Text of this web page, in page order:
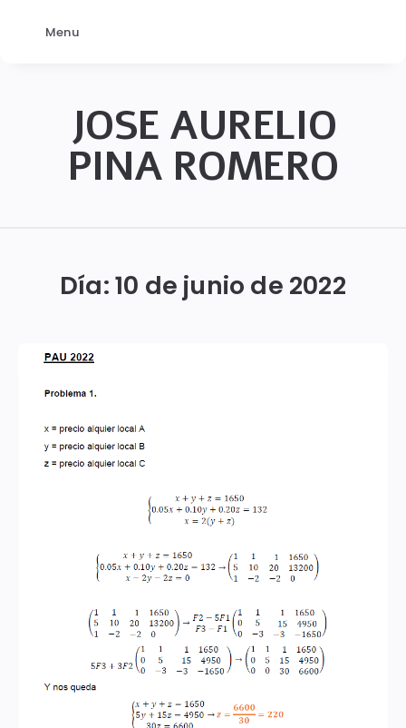
JOSE AURELIO
PINA ROMERO
ROMERO
Día:10 de junio de 2022
Menu